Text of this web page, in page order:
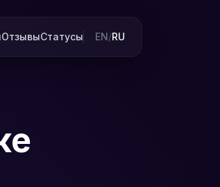
ОтзывыСтатусы EN/RU